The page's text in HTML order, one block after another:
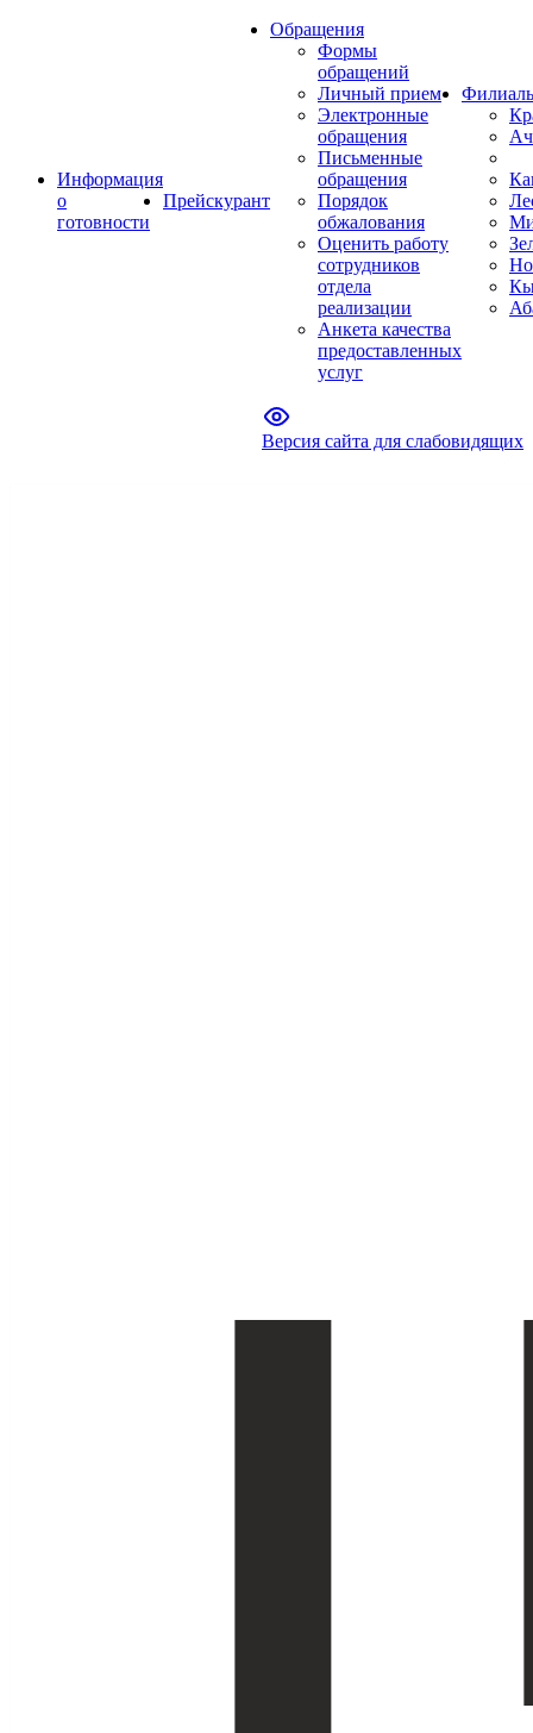
Информация
о
готовности
Прейскурант
Обращения
Формы
обращений
Личный прием
Электронные
обращения
Письменные
обращения
Порядок
обжалования
Оценить работу
сотрудников
отдела
реализации
Анкета качества
предоставленных
услуг
Версия сайта для слабовидящих